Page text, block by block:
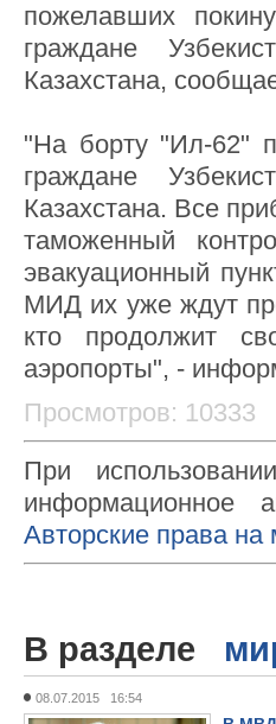
пожелавших
граждане
Казахстана,
"На борту "Ил-62"
граждане
Казахстана. Все
таможенный
эвакуационный
МИД их уже ждут
кто продолжит
аэропорты", -
Просмотров: 10333
При
информационное
Авторские права на
В разделе
08.07.2015 16:54